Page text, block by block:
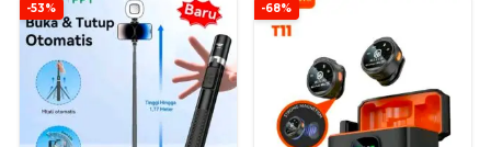
-53% -68%